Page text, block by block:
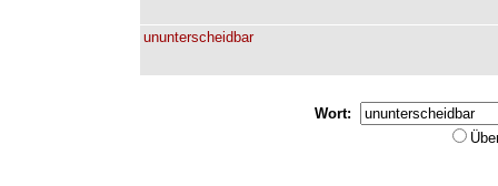
ununterscheidbar
Wort: